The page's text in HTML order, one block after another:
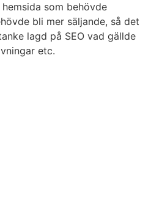
som behövde
bli mer säljande, så det
lagd på SEO vad gällde
etc.